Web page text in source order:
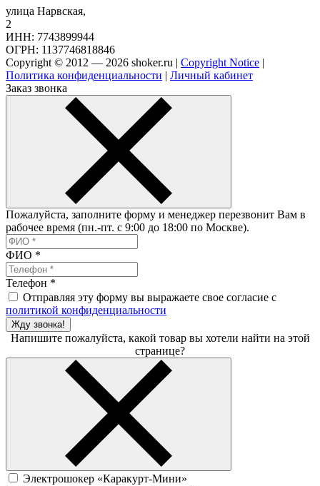
улица Нарвская,
2
ИНН: 7743899944
ОГРН: 1137746818846
Copyright © 2012 — 2026 shoker.ru | Copyright Notice |
Политика конфиденциальности | Личный кабинет
Заказ звонка
Пожалуйста, заполните форму и менеджер перезвонит Вам в
рабочее время (пн.-пт. с 9:00 до 18:00 по Москве).
ФИО *
Телефон *
Отправляя эту форму вы выражаете свое согласие с
политикой конфиденциальности
Жду звонка!
Напишите пожалуйста, какой товар вы хотели найти на этой
странице?
Электрошокер «Каракурт-Мини»